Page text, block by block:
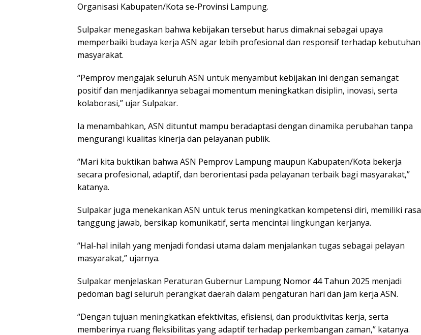
Organisasi Kabupaten/Kota se-Provinsi Lampung.
Sulpakar menegaskan bahwa kebijakan tersebut harus dimaknai sebagai upaya
memperbaiki budaya kerja ASN agar lebih profesional dan responsif terhadap kebutuhan
masyarakat.
“Pemprov mengajak seluruh ASN untuk menyambut kebijakan ini dengan semangat
positif dan menjadikannya sebagai momentum meningkatkan disiplin, inovasi, serta
kolaborasi,” ujar Sulpakar.
Ia menambahkan, ASN dituntut mampu beradaptasi dengan dinamika perubahan tanpa
mengurangi kualitas kinerja dan pelayanan publik.
“Mari kita buktikan bahwa ASN Pemprov Lampung maupun Kabupaten/Kota bekerja
secara profesional, adaptif, dan berorientasi pada pelayanan terbaik bagi masyarakat,”
katanya.
Sulpakar juga menekankan ASN untuk terus meningkatkan kompetensi diri, memiliki rasa
tanggung jawab, bersikap komunikatif, serta mencintai lingkungan kerjanya.
“Hal-hal inilah yang menjadi fondasi utama dalam menjalankan tugas sebagai pelayan
masyarakat,” ujarnya.
Sulpakar menjelaskan Peraturan Gubernur Lampung Nomor 44 Tahun 2025 menjadi
pedoman bagi seluruh perangkat daerah dalam pengaturan hari dan jam kerja ASN.
“Dengan tujuan meningkatkan efektivitas, efisiensi, dan produktivitas kerja, serta
memberinya ruang fleksibilitas yang adaptif terhadap perkembangan zaman,” katanya.